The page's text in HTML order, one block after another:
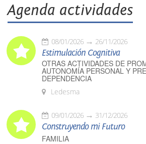
Agenda actividades
08/01/2026 26/11/2026
Estimulación Cognitiva
OTRAS ACTIVIDADES DE
AUTONOMÍA PERSONAL Y
DEPENDENCIA
Ledesma
09/01/2026 31/12/2026
Construyendo mi Futuro
FAMILIA